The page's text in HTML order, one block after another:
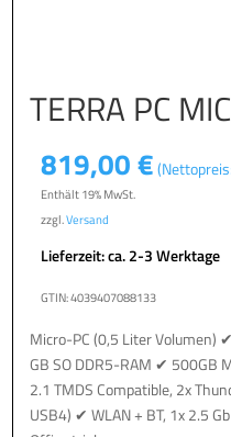
TERRA PC
819,00€ (Nettopreis:
Enthält 19% MwSt.
zzgl.Versand
Lieferzeit: ca. 2-3 Werktage
GTIN: 4039407088133
Micro-PC (0,5 Liter Volumen)
GB SO DDR5-RAM ✔ 500GB
2.1 TMDS Compatible, 2x
USB4) ✔ WLAN + BT, 1x 2.5